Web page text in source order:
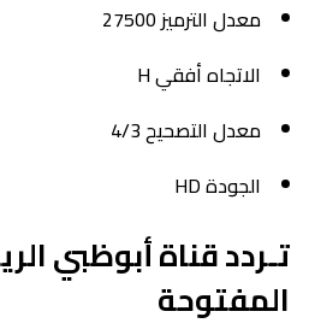
معدل الترميز 27500
الاتجاه أفقي H
معدل التصحيح 4/3
الجودة HD
المفتوحة